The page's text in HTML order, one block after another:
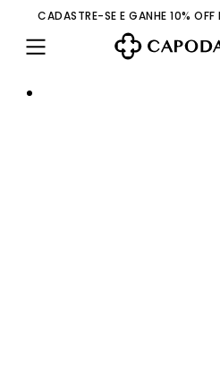
CADASTRE-SE E GANHE 10%